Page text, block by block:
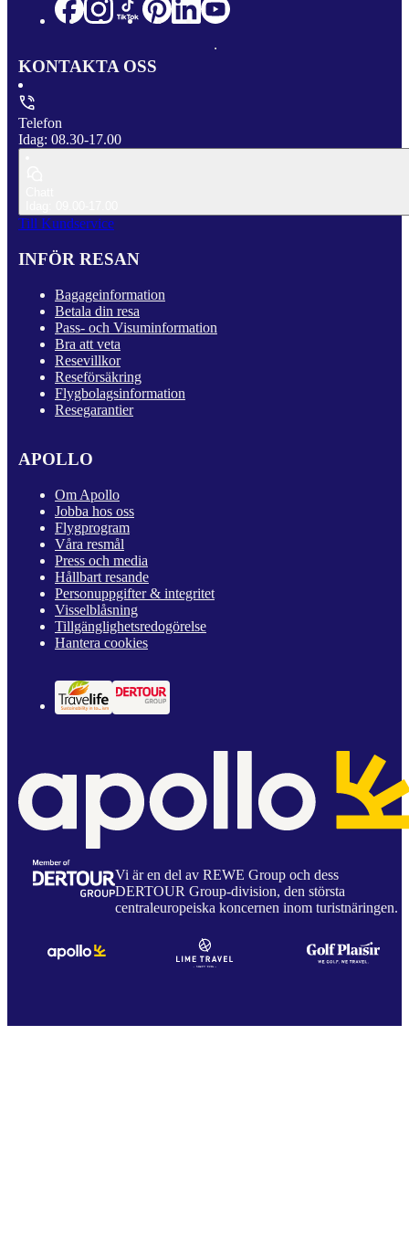
KONTAKTA OSS
Telefon
Idag: 08.30-17.00
Till Kundservice
INFÖR RESAN
Bagageinformation
Betala din resa
Pass- och Visuminformation
Bra att veta
Resevillkor
Reseförsäkring
Flygbolagsinformation
Resegarantier
APOLLO
Om Apollo
Jobba hos oss
Flygprogram
Våra resmål
Press och media
Hållbart resande
Personuppgifter & integritet
Visselblåsning
Tillgänglighetsredogörelse
Hantera cookies
Vi är en del av REWE Group och dess
DERTOUR Group-division, den största
centraleuropeiska koncernen inom turistnäringen.